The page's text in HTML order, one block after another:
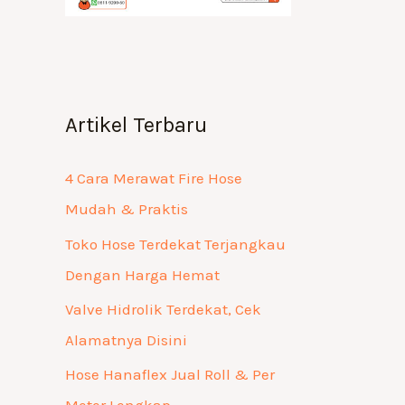
Artikel Terbaru
4 Cara Merawat Fire Hose
Mudah & Praktis
Toko Hose Terdekat Terjangkau
Dengan Harga Hemat
Valve Hidrolik Terdekat, Cek
Alamatnya Disini
Hose Hanaflex Jual Roll & Per